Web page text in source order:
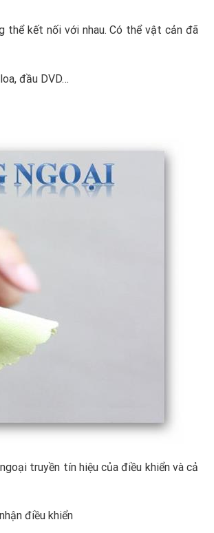
thể kết nối với nhau. Có thể vật cản đã
đầu DVD…
truyền tín hiệu của điều khiển và cả
điều khiển